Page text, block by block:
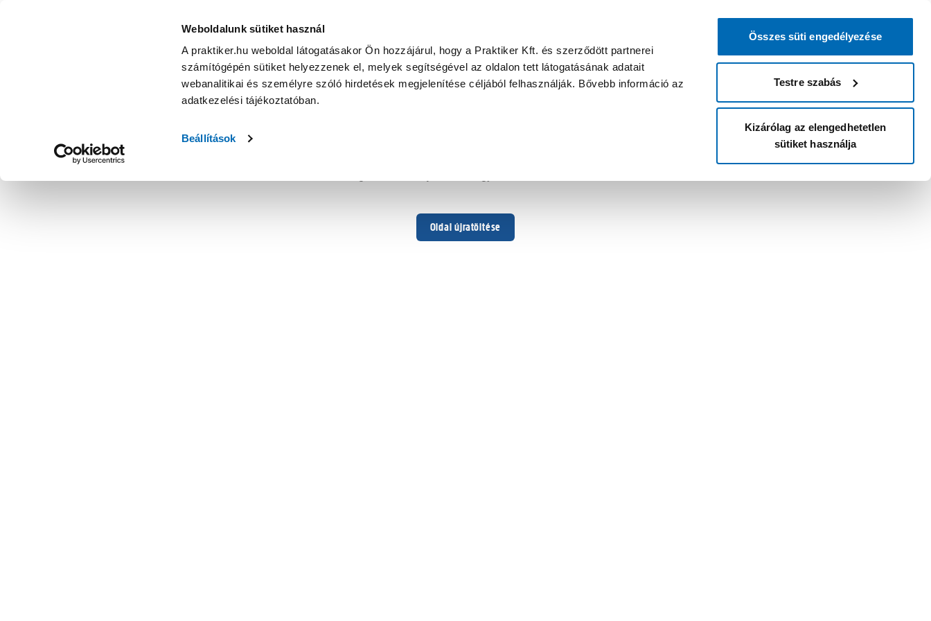
Weboldalunk sütiket használ
A praktiker.hu weboldal látogatásakor Ön hozzájárul, hogy a Praktiker Kft. és szerződött partnerei
számítógépén sütiket helyezzenek el, melyek segítségével az oldalon tett látogatásának adatait
webanalitikai és személyre szóló hirdetések megjelenítése céljából felhasználják. Bővebb információ az
adatkezelési tájékoztatóban.
Beállítások
Összes süti engedélyezése
Testre szabás
Kizárólag az elengedhetetlen
sütiket használja
Oldal újratöltése